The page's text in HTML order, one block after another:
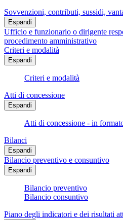
Sovvenzioni, contributi, sussidi,
Espandi
Ufficio e funzionario o dirigente
procedimento amministrativo
Criteri e modalità
Espandi
Criteri e modalità
Atti di concessione
Espandi
Atti di concessione - in
Bilanci
Espandi
Bilancio preventivo e consuntivo
Espandi
Bilancio preventivo
Bilancio consuntivo
Piano degli indicatori e dei risultati